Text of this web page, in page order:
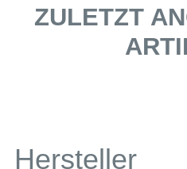
ZULETZT
Hersteller